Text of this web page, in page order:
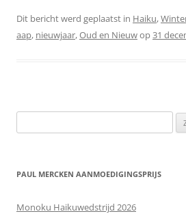
Dit bericht werd geplaatst in Haiku,
aap, nieuwjaar,Oud en Nieuwop31
naar:
PAUL MERCKEN AANMOEDIGINGSPRIJS
Monoku Haikuwedstrijd 2026